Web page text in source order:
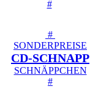
#
#
SONDERPREISE
CD-SCHNAPP
SCHNÄPPCHEN
#